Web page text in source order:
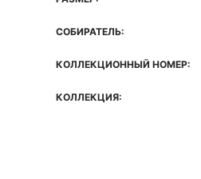
СОБИРАТЕЛЬ:
КОЛЛЕКЦИОННЫЙ НОМЕР:
КОЛЛЕКЦИЯ: